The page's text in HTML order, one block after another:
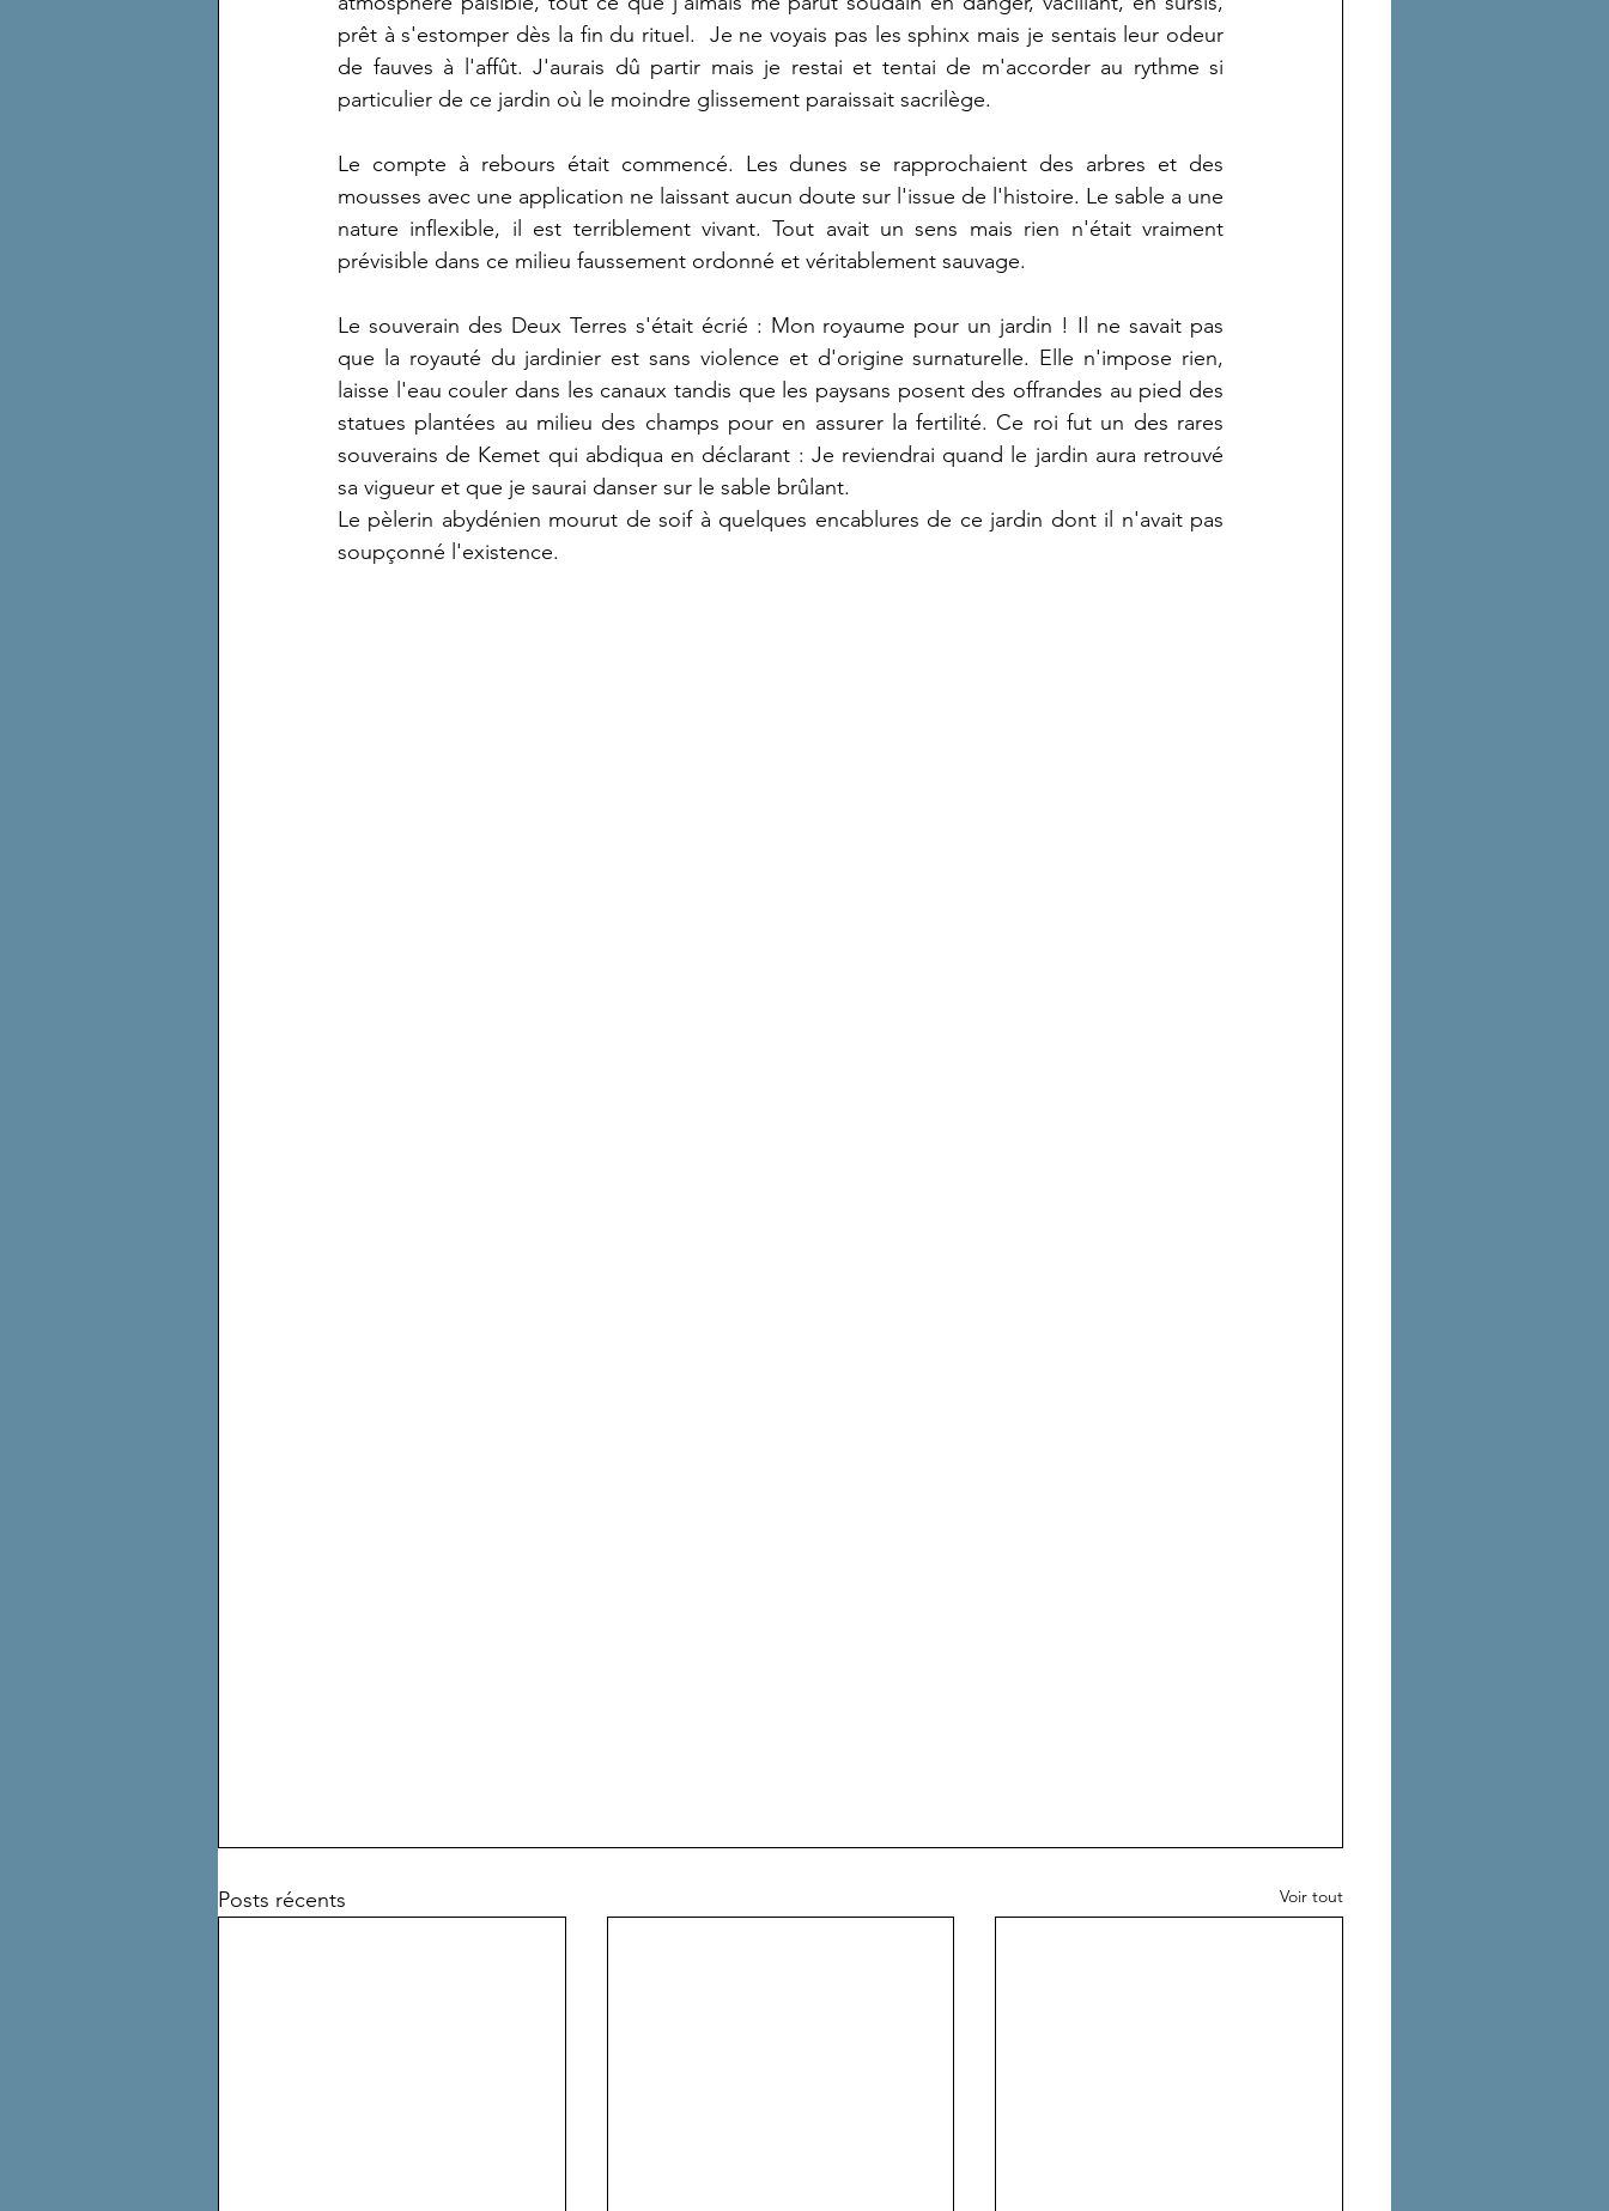
prêt à s'estomper dès la fin du rituel.  Je ne voyais pas les sphinx mais je sentais leur odeur
de fauves à l'affût. J'aurais dû partir mais je restai et tentai de m'accorder au rythme si
particulier de ce jardin où le moindre glissement paraissait sacrilège.
Le compte à rebours était commencé. Les dunes se rapprochaient des arbres et des
mousses avec une application ne laissant aucun doute sur l'issue de l'histoire. Le sable a une
nature inflexible, il est terriblement vivant. Tout avait un sens mais rien n'était vraiment
prévisible dans ce milieu faussement ordonné et véritablement sauvage.
Le souverain des Deux Terres s'était écrié : Mon royaume pour un jardin ! Il ne savait pas
que la royauté du jardinier est sans violence et d'origine surnaturelle. Elle n'impose rien,
laisse l'eau couler dans les canaux tandis que les paysans posent des offrandes au pied des
statues plantées au milieu des champs pour en assurer la fertilité. Ce roi fut un des rares
souverains de Kemet qui abdiqua en déclarant : Je reviendrai quand le jardin aura retrouvé
sa vigueur et que je saurai danser sur le sable brûlant.
Le pèlerin abydénien mourut de soif à quelques encablures de ce jardin dont il n'avait pas
soupçonné l'existence.
Posts récents Voir tout